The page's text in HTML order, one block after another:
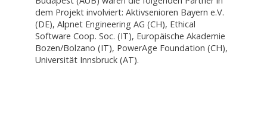
dem Projekt involviert: Aktivsenioren Bayern e.V.
(DE), Alpnet Engineering AG (CH), Ethical
Software Coop. Soc. (IT), Europäische Akademie
Bozen/Bolzano (IT), PowerAge Foundation (CH),
Universität Innsbruck (AT).